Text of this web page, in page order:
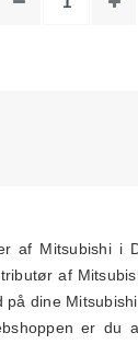
af Mitsubishi i
af
dine
er